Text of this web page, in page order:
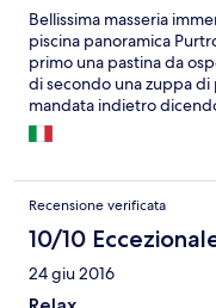
Bellissima masseria
piscina panoramica
primo una pastina da
di secondo una zuppa di
mandata indietro
rimostranza non ha
Recensione verificata
10/10
24 giu 2016